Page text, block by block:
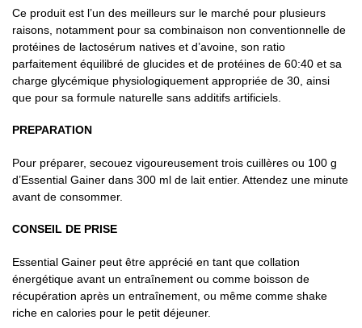
Ce produit est l’un des meilleurs sur le marché pour plusieurs
raisons, notamment pour sa combinaison non conventionnelle de
protéines de lactosérum natives et d’avoine, son ratio
parfaitement équilibré de glucides et de protéines de 60:40 et sa
charge glycémique physiologiquement appropriée de 30, ainsi
que pour sa formule naturelle sans additifs artificiels.
PREPARATION
Pour préparer, secouez vigoureusement trois cuillères ou 100 g
d’Essential Gainer dans 300 ml de lait entier. Attendez une minute
avant de consommer.
CONSEIL DE PRISE
Essential Gainer peut être apprécié en tant que collation
énergétique avant un entraînement ou comme boisson de
récupération après un entraînement, ou même comme shake
riche en calories pour le petit déjeuner.